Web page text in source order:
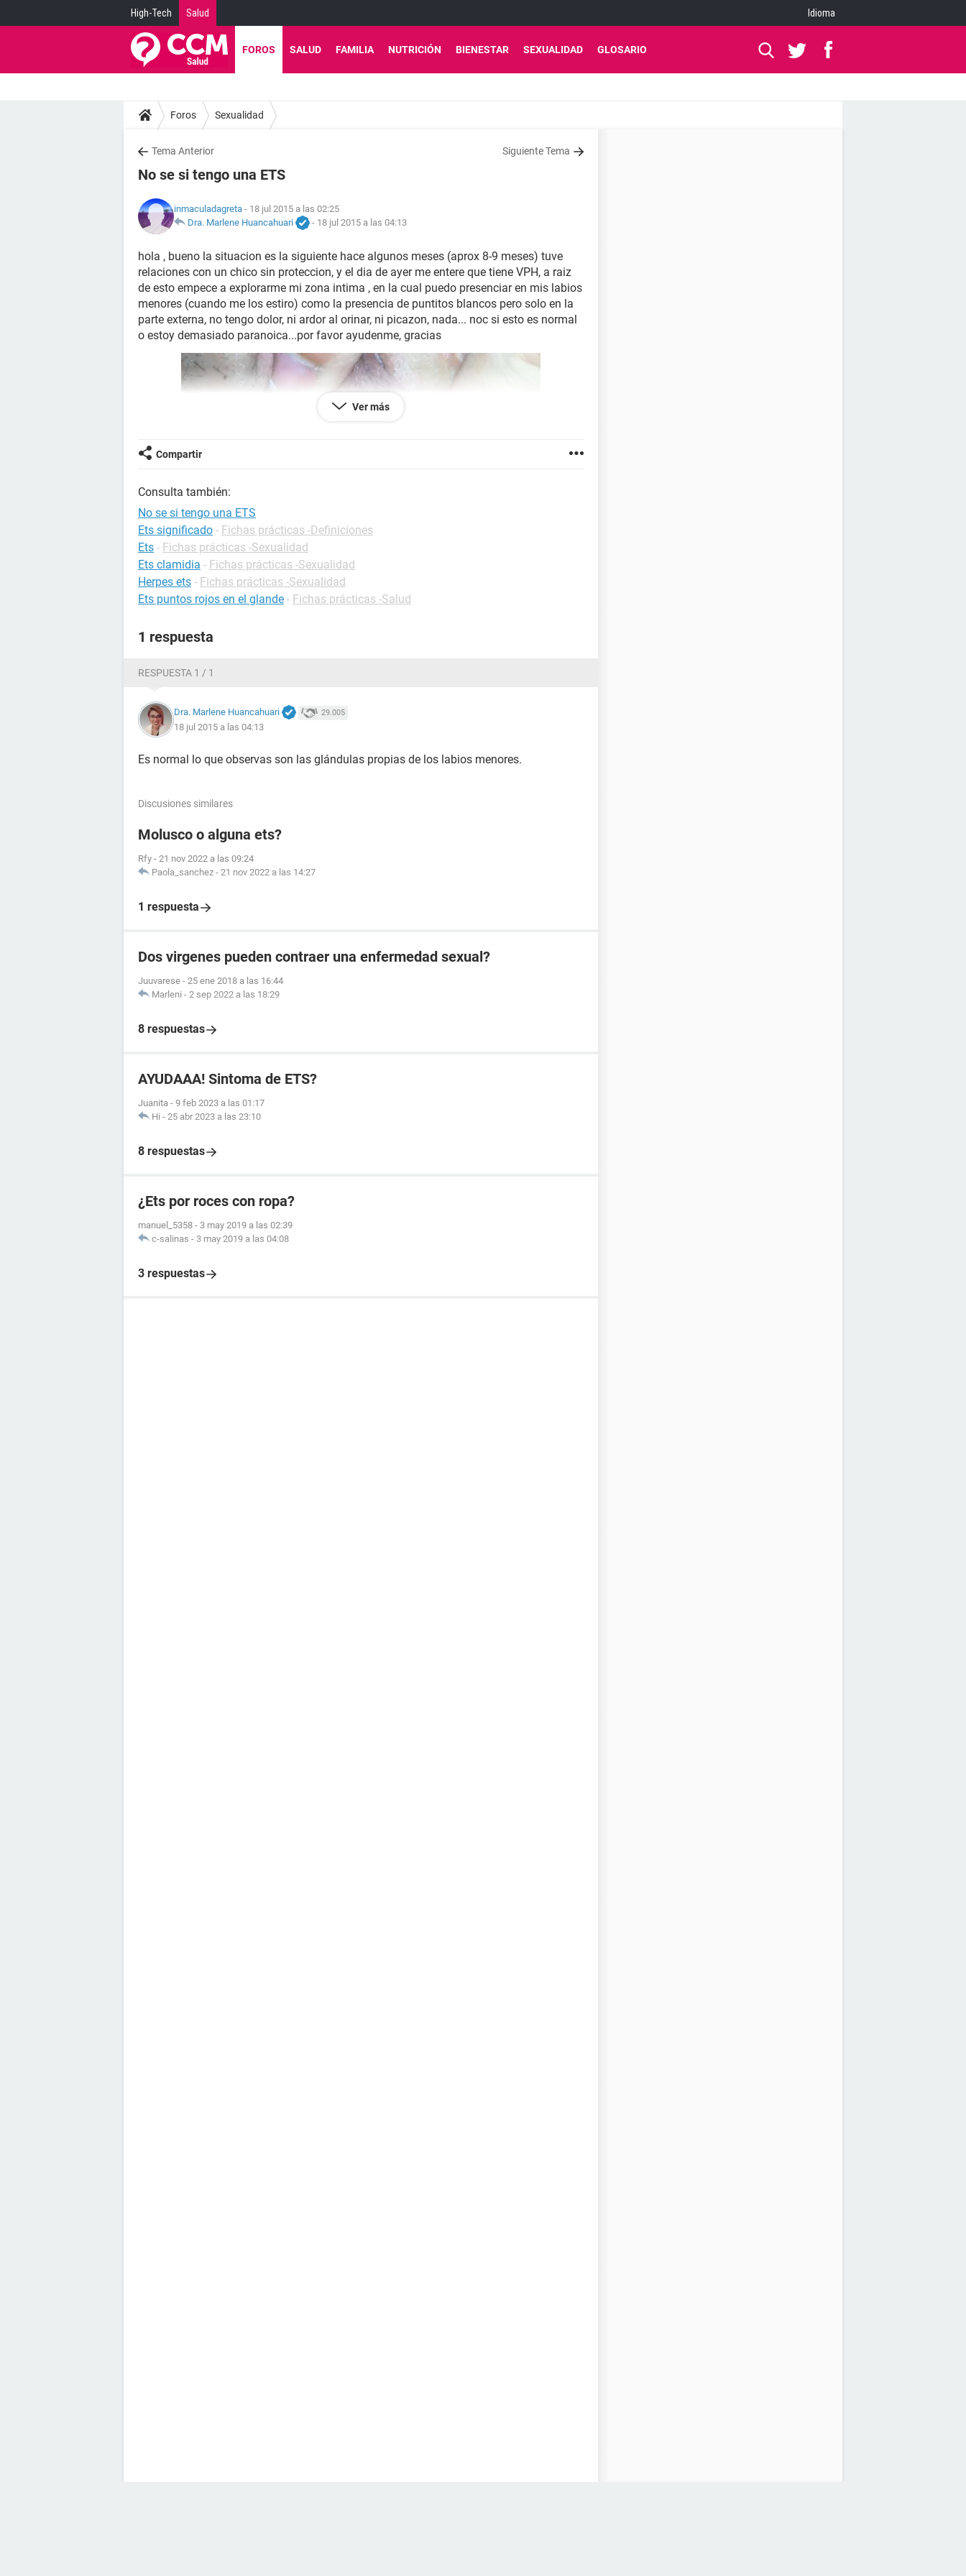
High-Tech Salud Idioma
FOROS SALUD FAMILIA NUTRICIÓN BIENESTAR SEXUALIDAD GLOSARIO
Foros Sexualidad
Tema Anterior Siguiente Tema
No se si tengo una ETS
inmaculadagreta - 18 jul 2015 a las 02:25
Dra. Marlene Huancahuari
- 18 jul 2015 a las 04:13
hola , bueno la situacion es la siguiente hace algunos meses (aprox 8-9 meses) tuve
relaciones con un chico sin proteccion, y el dia de ayer me entere que tiene VPH, a raiz
de esto empece a explorarme mi zona intima , en la cual puedo presenciar en mis labios
menores (cuando me los estiro) como la presencia de puntitos blancos pero solo en la
parte externa, no tengo dolor, ni ardor al orinar, ni picazon, nada... noc si esto es normal
o estoy demasiado paranoica...por favor ayudenme, gracias
Ver más
Compartir
Consulta también:
No se si tengo una ETS
Ets significado - Fichas prácticas -Definiciones
Ets - Fichas prácticas -Sexualidad
Ets clamidia - Fichas prácticas -Sexualidad
Herpes ets - Fichas prácticas -Sexualidad
Ets puntos rojos en el glande - Fichas prácticas -Salud
1 respuesta
RESPUESTA 1 / 1
Dra. Marlene Huancahuari 29.005
18 jul 2015 a las 04:13
Es normal lo que observas son las glándulas propias de los labios menores.
Discusiones similares
Molusco o alguna ets?
Rfy - 21 nov 2022 a las 09:24
Paola_sanchez - 21 nov 2022 a las 14:27
1 respuesta
Dos virgenes pueden contraer una enfermedad sexual?
Juuvarese - 25 ene 2018 a las 16:44
Marleni - 2 sep 2022 a las 18:29
8 respuestas
AYUDAAA! Sintoma de ETS?
Juanita - 9 feb 2023 a las 01:17
Hi - 25 abr 2023 a las 23:10
8 respuestas
¿Ets por roces con ropa?
manuel_5358 - 3 may 2019 a las 02:39
c-salinas - 3 may 2019 a las 04:08
3 respuestas